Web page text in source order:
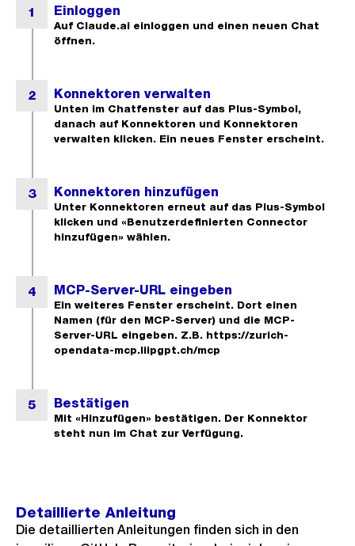
Detaillierte Anleitung
Die detaillierten Anleitungen finden sich in den